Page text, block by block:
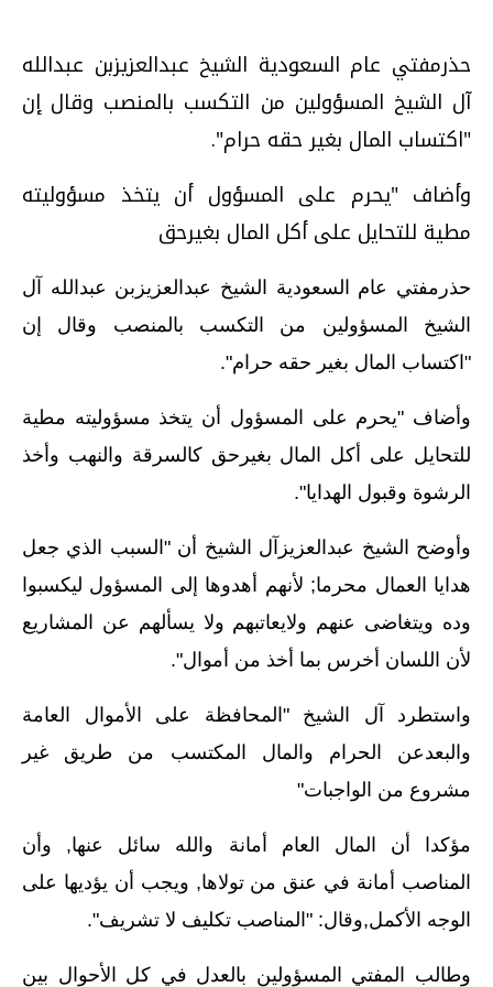
حذرمفتي عام السعودية الشيخ عبدالعزيزبن عبدالله
آل الشيخ المسؤولين من التكسب بالمنصب وقال إن
"اكتساب المال بغير حقه حرام".
وأضاف "يحرم على المسؤول أن يتخذ مسؤوليته
مطية للتحايل على أكل المال بغيرحق
حذرمفتي عام السعودية الشيخ عبدالعزيزبن عبدالله آل
الشيخ المسؤولين من التكسب بالمنصب وقال إن
"اكتساب المال بغير حقه حرام".
وأضاف "يحرم على المسؤول أن يتخذ مسؤوليته مطية
للتحايل على أكل المال بغيرحق كالسرقة والنهب وأخذ
الرشوة وقبول الهدايا".
وأوضح الشيخ عبدالعزيزآل الشيخ أن "السبب الذي جعل
هدايا العمال محرما; لأنهم أهدوها إلى المسؤول ليكسبوا
وده ويتغاضى عنهم ولايعاتبهم ولا يسألهم عن المشاريع
لأن اللسان أخرس بما أخذ من أموال".
واستطرد آل الشيخ "المحافظة على الأموال العامة
والبعدعن الحرام والمال المكتسب من طريق غير
مشروع من الواجبات"
مؤكدا أن المال العام أمانة والله سائل عنها, وأن
المناصب أمانة في عنق من تولاها, ويجب أن يؤديها على
الوجه الأكمل,وقال: "المناصب تكليف لا تشريف".
وطالب المفتي المسؤولين بالعدل في كل الأحوال بين